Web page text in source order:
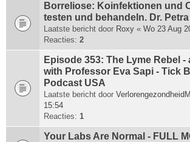
Borreliose: Koinfektionen und
testen und behandeln. Dr.
Laatste bericht door Roxy « Wo 23 Aug
Reacties: 2
Episode 353: The Lyme Rebel -
with Professor Eva Sapi - Tick
Podcast USA
Laatste bericht door VerlorengezondheidM
15:54
Reacties: 1
Your Labs Are Normal - FULL